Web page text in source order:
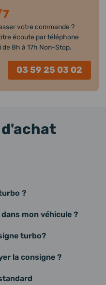
votre commande ?
écoute par téléphone
de 8h à 17h Non-Stop.
03 59 25 03 02
?
mon véhicule ?
turbo?
la consigne ?